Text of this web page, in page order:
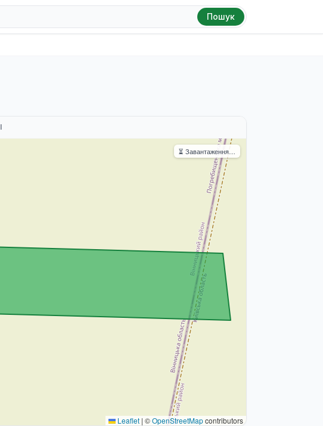
Пошук
⏳ Завантаження…
Leaflet | ©OpenStreetMapcontributors